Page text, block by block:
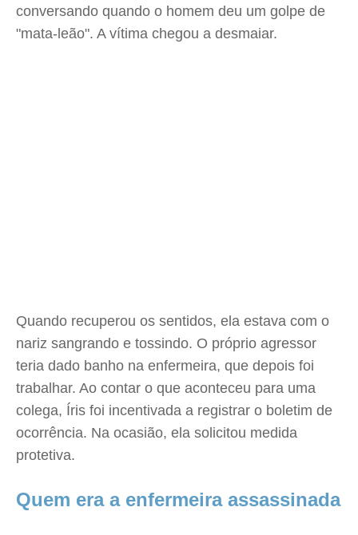
conversando quando o homem deu um golpe de
"mata-leão". A vítima chegou a desmaiar.
Quando recuperou os sentidos, ela estava com o
nariz sangrando e tossindo. O próprio agressor
teria dado banho na enfermeira, que depois foi
trabalhar. Ao contar o que aconteceu para uma
colega, Íris foi incentivada a registrar o boletim de
ocorrência. Na ocasião, ela solicitou medida
protetiva.
Quem era a enfermeira assassinada